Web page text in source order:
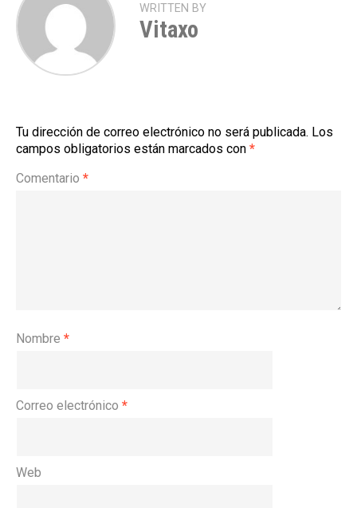
WRITTEN BY
Vitaxo
Tu dirección de correo electrónico no será publicada. Los
campos obligatorios están marcados con *
Comentario *
Nombre *
Correo electrónico *
Web